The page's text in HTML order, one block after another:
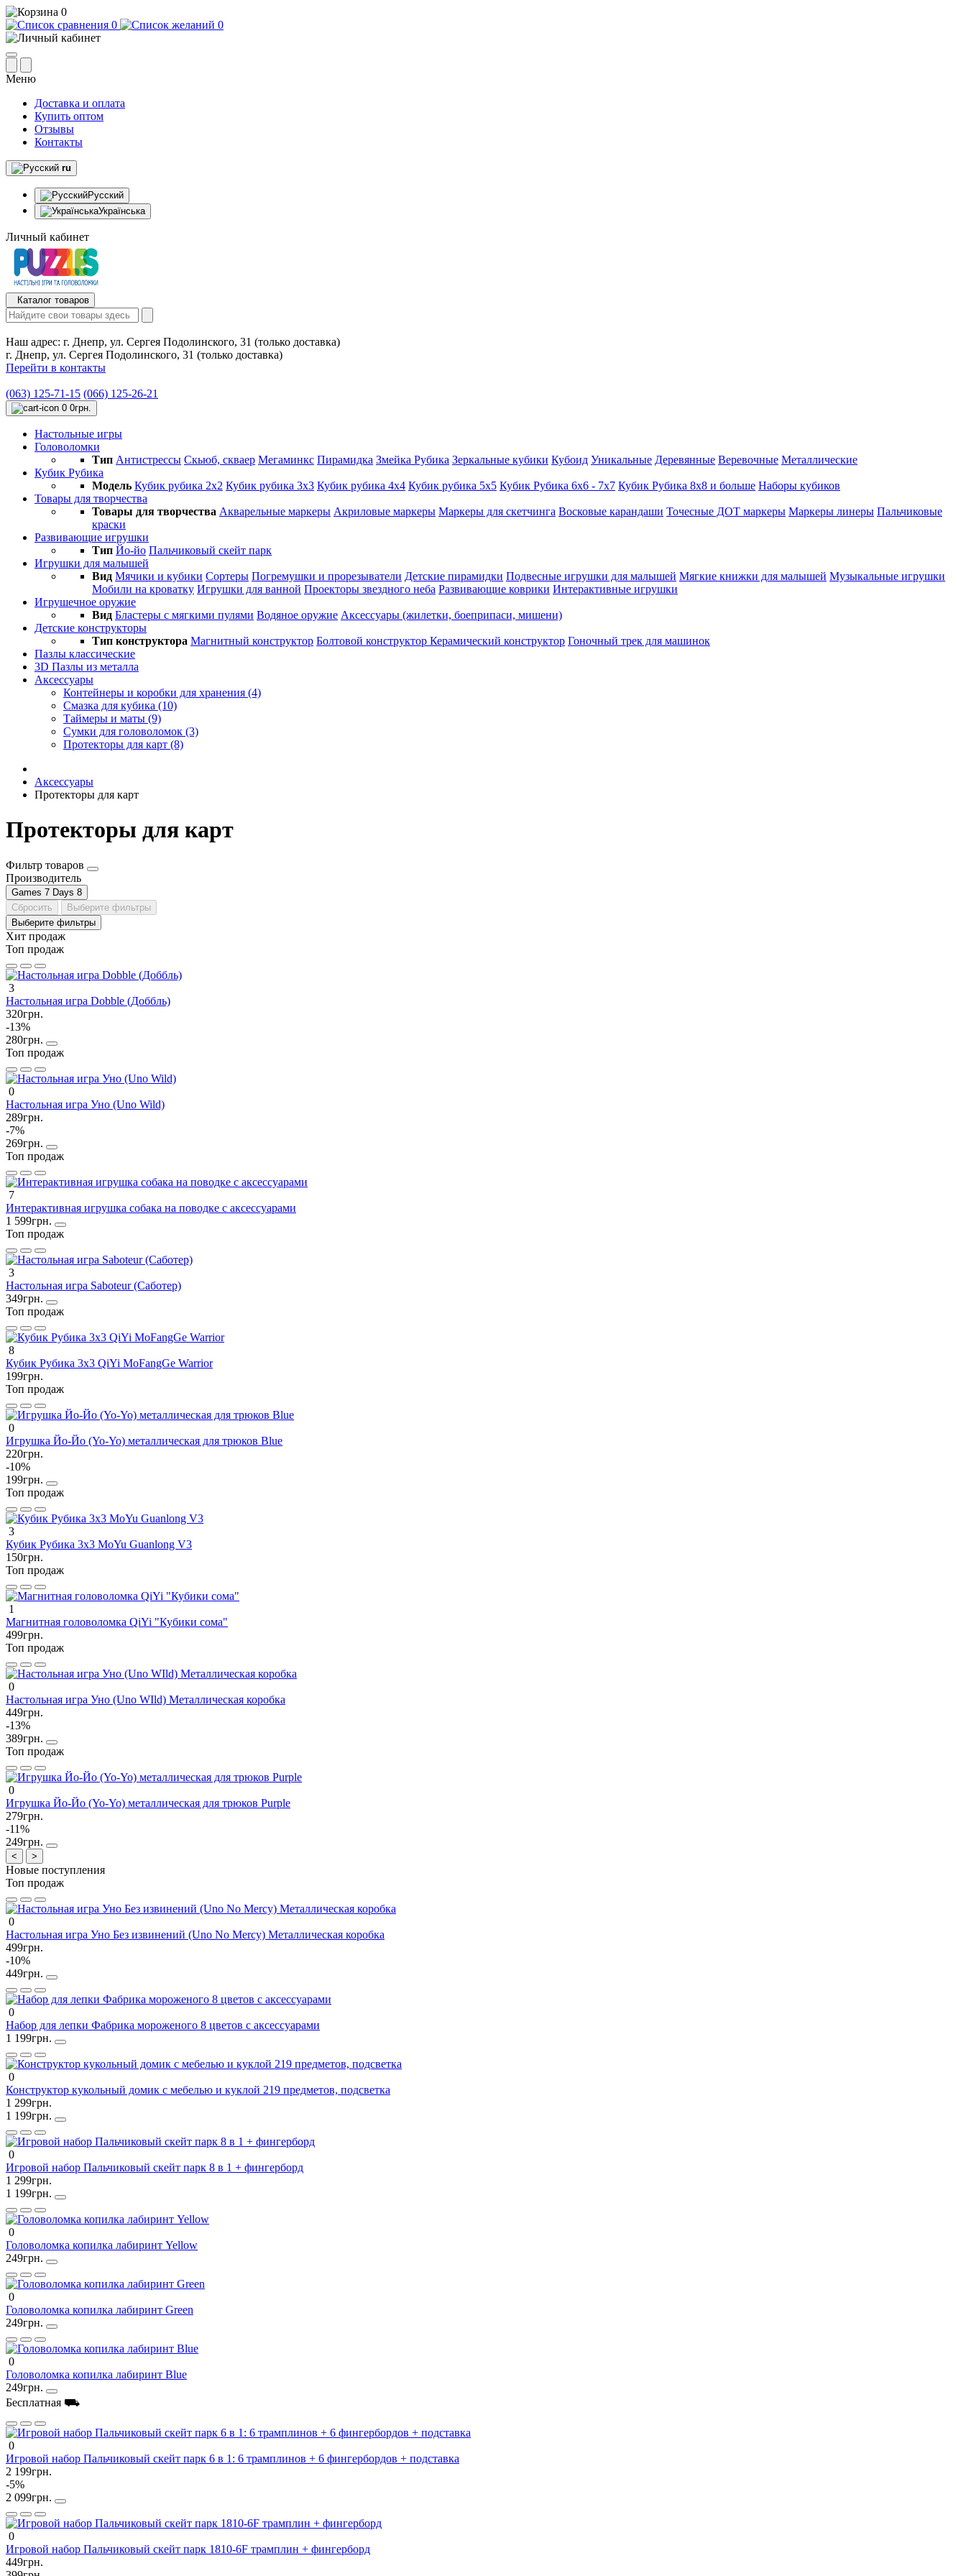
0
0
0
Меню
Доставка и оплата
Купить оптом
Отзывы
Контакты
ru
Русский
Українська
Личный кабинет
Каталог товаров
Наш адрес: г. Днепр, ул. Сергея Подолинского, 31 (только доставка)
г. Днепр, ул. Сергея Подолинского, 31 (только доставка)
Перейти в контакты
(063) 125-71-15 (066) 125-26-21
0 0грн.
Настольные игры
Головоломки
Тип Антистресcы Cкьюб, скваер Мегаминкс Пирамидка Змейка Рубика Зеркальные кубики Кубоид Уникальные Деревянные Веревочные Металлические
Кубик Рубика
Модель Кубик рубика 2х2 Кубик рубика 3х3 Кубик рубика 4х4 Кубик рубика 5х5 Кубик Рубика 6х6 - 7х7 Кубик Рубика 8х8 и больше Наборы кубиков
Товары для творчества
Товары для творчества Акварельные маркеры Акриловые маркеры Маркеры для скетчинга Восковые карандаши Точесные ДОТ маркеры Маркеры линеры Пальчиковые
краски
Развивающие игрушки
Тип Йо-йо Пальчиковый скейт парк
Игрушки для малышей
Вид Мячики и кубики Сортеры Погремушки и прорезыватели Детские пирамидки Подвесные игрушки для малышей Мягкие книжки для малышей Музыкальные игрушки
Мобили на кроватку Игрушки для ванной Проекторы звездного неба Развивающие коврики Интерактивные игрушки
Игрушечное оружие
Вид Бластеры с мягкими пулями Водяное оружие Аксессуары (жилетки, боеприпаси, мишени)
Детские конструкторы
Тип конструктора Магнитный конструктор Болтовой конструктор Керамический конструктор Гоночный трек для машинок
Пазлы классические
3D Пазлы из металла
Аксессуары
Контейнеры и коробки для хранения (4)
Смазка для кубика (10)
Таймеры и маты (9)
Сумки для головоломок (3)
Протекторы для карт (8)
Аксессуары
Протекторы для карт
Протекторы для карт
Фильтр товаров
Производитель
Games 7 Days 8
Сбросить
Выберите фильтры
Выберите фильтры
Хит продаж
Топ продаж
3
Настольная игра Dobble (Доббль)
320грн.
-13%
280грн.
Топ продаж
0
Настольная игра Уно (Uno Wild)
289грн.
-7%
269грн.
Топ продаж
7
Интерактивная игрушка собака на поводке с аксессуарами
1 599грн.
Топ продаж
3
Настольная игра Saboteur (Саботер)
349грн.
Топ продаж
8
Кубик Рубика 3х3 QiYi MoFangGe Warrior
199грн.
Топ продаж
0
Игрушка Йо-Йо (Yo-Yo) металлическая для трюков Blue
220грн.
-10%
199грн.
Топ продаж
3
Кубик Рубика 3х3 MoYu Guanlong V3
150грн.
Топ продаж
1
Магнитная головоломка QiYi "Кубики сома"
499грн.
Топ продаж
0
Настольная игра Уно (Uno WIld) Металлическая коробка
449грн.
-13%
389грн.
Топ продаж
0
Игрушка Йо-Йо (Yo-Yo) металлическая для трюков Purple
279грн.
-11%
249грн.
< >
Новые поступления
Топ продаж
0
Настольная игра Уно Без извинений (Uno No Mercy) Металлическая коробка
499грн.
-10%
449грн.
0
Набор для лепки Фабрика мороженого 8 цветов с аксессуарами
1 199грн.
0
Конструктор кукольный домик с мебелью и куклой 219 предметов, подсветка
1 299грн.
1 199грн.
0
Игровой набор Пальчиковый скейт парк 8 в 1 + фингерборд
1 299грн.
1 199грн.
0
Головоломка копилка лабиринт Yellow
249грн.
0
Головоломка копилка лабиринт Green
249грн.
0
Головоломка копилка лабиринт Blue
249грн.
Бесплатная ⛟
0
Игровой набор Пальчиковый скейт парк 6 в 1: 6 трамплинов + 6 фингербордов + подставка
2 199грн.
-5%
2 099грн.
0
Игровой набор Пальчиковый скейт парк 1810-6F трамплин + фингерборд
449грн.